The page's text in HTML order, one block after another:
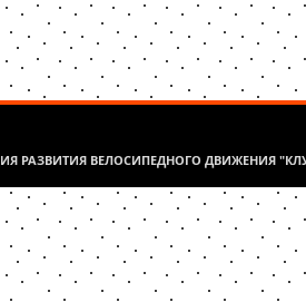
РАЗВИТИЯ ВЕЛОСИПЕДНОГО ДВИЖЕНИЯ